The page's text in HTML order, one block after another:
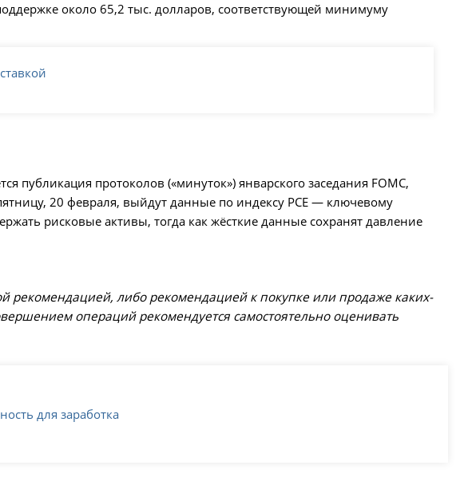
около 65,2 тыс. долларов, соответствующей минимуму
публикация протоколов («минуток») январского заседания FOMC,
20 февраля, выйдут данные по индексу PCE — ключевому
рисковые активы, тогда как жёсткие данные сохранят давление
либо рекомендацией к покупке или продаже каких-
операций рекомендуется самостоятельно оценивать
для заработка